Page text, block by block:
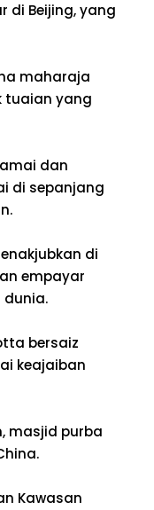
di Beijing, yang
maharaja
tuaian yang
dan
di sepanjang
di
empayar
bersaiz
keajaiban
masjid purba
Kawasan